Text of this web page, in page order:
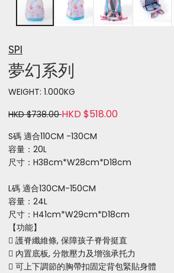
SPI
夢幻系列
WEIGHT: 1.000KG
HKD $738.00HKD $518.00
S碼 適合110CM -130CM
容量：20L
尺寸：H38cm*W28cm*D18cm
L碼 適合130CM-150CM
容量：24L
尺寸：H41cm*W29cm*D18cm
【功能】
 護脊纖維條, 保障孩子脊骨挺直
 內置底板, 分散壓力及增強承托力
 可上下調節的胸帶扣固定背包緊貼身體